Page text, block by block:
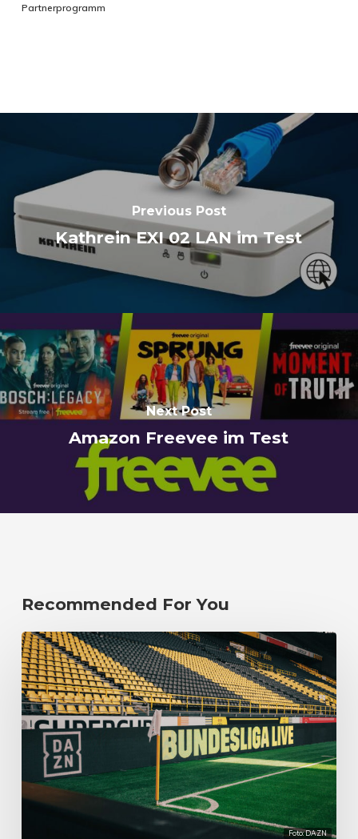
Partnerprogramm
Previous Post
Kathrein EXI 02 LAN im Test
Next Post
Amazon Freevee im Test
Recommended For You
Foto: DAZN